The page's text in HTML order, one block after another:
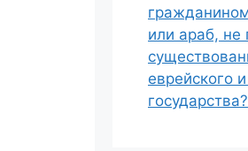
или араб,
еврейского
государства?